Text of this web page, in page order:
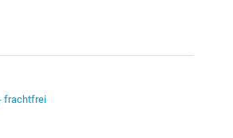
frachtfrei